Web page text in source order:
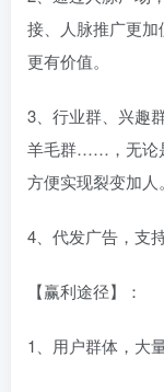
接、人脉推广更
更有价值。
3、行业群、兴趣
羊毛群……，无论
方便实现裂变加人。
4、代发广告，支
【赢利途径】：
1、用户群体，大